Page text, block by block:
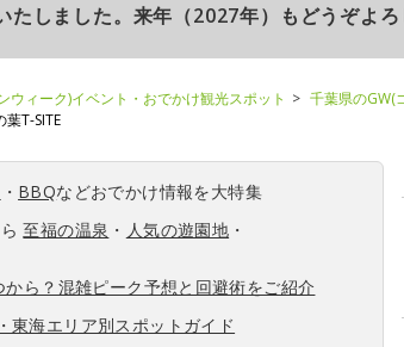
たしました。来年（2027年）もどうぞよろ
ウィーク)イベント・おでかけ観光スポット
千葉県のGW(
葉T-SITE
・ BBQなどおでかけ情報を大特集
ら至福の温泉 ・ 人気の遊園地 ・
ら？混雑ピーク予想と回避術をご紹介
東海エリア別スポットガイド